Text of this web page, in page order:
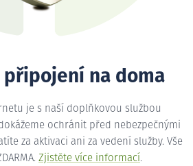
připojení na doma
je s naší doplňkovou službou
ochránit před nebezpečnými
za aktivaci ani za vedení služby. Vše
Zjistěte více informací.